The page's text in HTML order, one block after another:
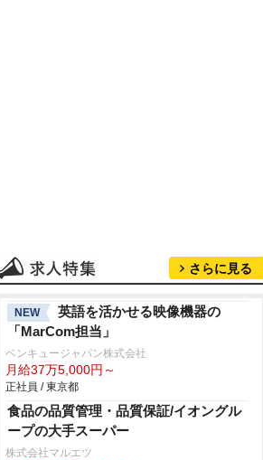
さらに見る
NEW
英語を活かせる映像機器の
「MarCom担当」
ベンキュージャパン株式会社
月給37万5,000円～
正社員 / 東京都
食品の品質管理・品質保証/イオングル
ープの大手スーパー
株式会社マルエツ